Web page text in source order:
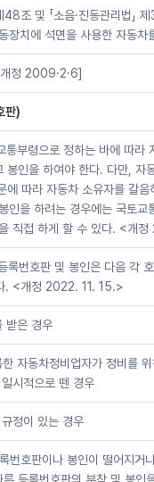
48조 및 「소음·진동관리법」
장치에 석면을 사용한 자동차
정 2009·2·6]
판)
부령으로 정하는 바에 따라
봉인을 하여야 한다. 다만, 자
에 따라 자동차 소유자를 갈
인을 하려는 경우에는 국토
직접 하게 할 수 있다. <개
번호판 및 봉인은 다음 각
. <개정 2022. 11. 15.>
받은 경우
자동차정비업자가 정비를
시적으로 뗀 경우
정이 있는 경우
번호판이나 봉인이 떨어지거